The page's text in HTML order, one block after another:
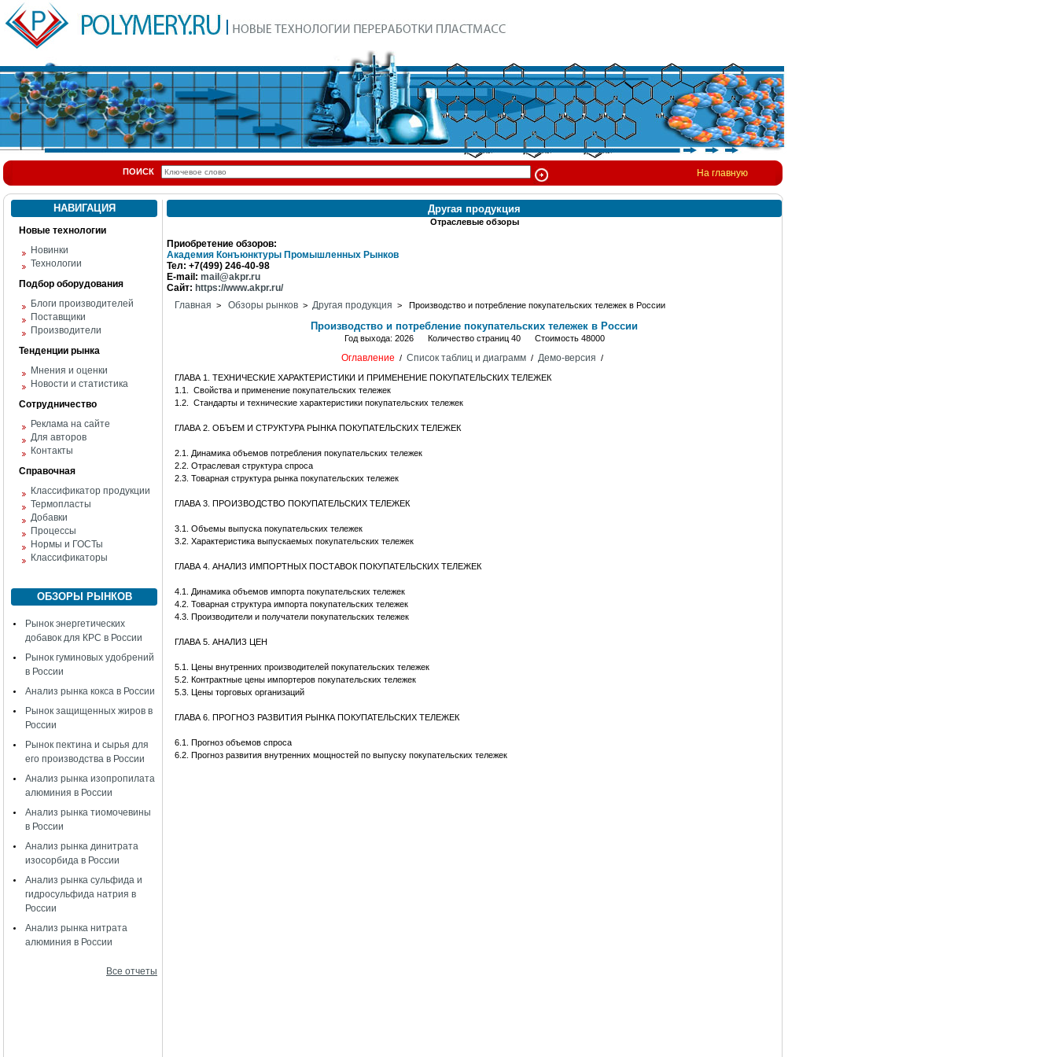
ПОИСК На главную
НАВИГАЦИЯ
Новые технологии
Новинки
Технологии
Подбор оборудования
Блоги производителей
Поставщики
Производители
Тенденции рынка
Мнения и оценки
Новости и статистика
Сотрудничество
Реклама на сайте
Для авторов
Контакты
Справочная
Классификатор продукции
Термопласты
Добавки
Процессы
Нормы и ГОСТы
Классификаторы
ОБЗОРЫ РЫНКОВ
Рынок энергетических
добавок для КРС в России
Рынок гуминовых удобрений
в России
Анализ рынка кокса в России
Рынок защищенных жиров в
России
Рынок пектина и сырья для
его производства в России
Анализ рынка изопропилата
алюминия в России
Анализ рынка тиомочевины
в России
Анализ рынка динитрата
изосорбида в России
Анализ рынка сульфида и
гидросульфида натрия в
России
Анализ рынка нитрата
алюминия в России
Все отчеты
Другая продукция
Отраслевые обзоры
Приобретение обзоров:
Академия Конъюнктуры Промышленных Рынков
Тел: +7(499) 246-40-98
E-mail: mail@akpr.ru
Сайт: https://www.akpr.ru/
Главная > Обзоры рынков > Другая продукция > Производство и потребление покупательских тележек в России
Производство и потребление покупательских тележек в России
Год выхода: 2026 Количество страниц 40 Стоимость 48000
Оглавление / Список таблиц и диаграмм/ Демо-версия /
ГЛАВА 1. ТЕХНИЧЕСКИЕ ХАРАКТЕРИСТИКИ И ПРИМЕНЕНИЕ ПОКУПАТЕЛЬСКИХ ТЕЛЕЖЕК
1.1.
Свойства и применение покупательских тележек
1.2.
Стандарты и технические характеристики покупательских тележек
ГЛАВА 2. ОБЪЕМ И СТРУКТУРА РЫНКА ПОКУПАТЕЛЬСКИХ ТЕЛЕЖЕК
2.1. Динамика объемов потребления покупательских тележек
2.2. Отраслевая структура спроса
2.3. Товарная структура рынка покупательских тележек
ГЛАВА 3. ПРОИЗВОДСТВО ПОКУПАТЕЛЬСКИХ ТЕЛЕЖЕК
3.1. Объемы выпуска покупательских тележек
3.2. Характеристика выпускаемых покупательских тележек
ГЛАВА 4. АНАЛИЗ ИМПОРТНЫХ ПОСТАВОК ПОКУПАТЕЛЬСКИХ ТЕЛЕЖЕК
4.1. Динамика объемов импорта покупательских тележек
4.2. Товарная структура импорта покупательских тележек
4.3. Производители и получатели покупательских тележек
ГЛАВА 5. АНАЛИЗ ЦЕН
5.1. Цены внутренних производителей покупательских тележек
5.2. Контрактные цены импортеров покупательских тележек
5.3. Цены торговых организаций
ГЛАВА 6. ПРОГНОЗ РАЗВИТИЯ РЫНКА ПОКУПАТЕЛЬСКИХ ТЕЛЕЖЕК
6.1. Прогноз объемов спроса
6.2. Прогноз развития внутренних мощностей по выпуску покупательских тележек